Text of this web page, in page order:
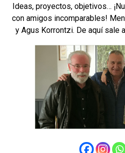
Ideas, proyectos, objetivos…
con amigos incomparables!
y Agus Korrontzi. De aquí sale